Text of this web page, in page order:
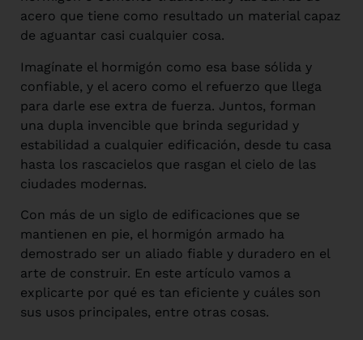
acero que tiene como resultado un material capaz
de aguantar casi cualquier cosa.
Imagínate el hormigón como esa base sólida y
confiable, y el acero como el refuerzo que llega
para darle ese extra de fuerza. Juntos, forman
una dupla invencible que brinda seguridad y
estabilidad a cualquier edificación, desde tu casa
hasta los rascacielos que rasgan el cielo de las
ciudades modernas.
Con más de un siglo de edificaciones que se
mantienen en pie, el hormigón armado ha
demostrado ser un aliado fiable y duradero en el
arte de construir. En este artículo vamos a
explicarte por qué es tan eficiente y cuáles son
sus usos principales, entre otras cosas.